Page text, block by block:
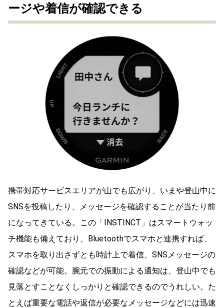
ージや着信が確認できる
携帯対応サービスエリアが山でも広がり、いまや登山中に
SNSを投稿したり、メッセージを確認することが当たり前
になってきている。この「INSTINCT」はスマートウォッ
チ機能も備えており、Bluetoothでスマホと連携すれば、
スマホを取り出さずとも時計上で着信、SNSメッセージの
確認などが可能。腕元での振動による通知は、登山中でも
見落とすことなくしっかりと確認できるのでうれしい。た
とえば重要な電話や返信が必要なメッセージなどには迅速